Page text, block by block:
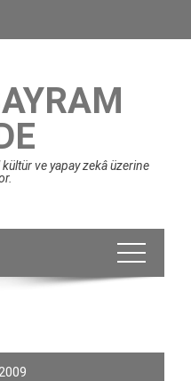
ve yapay zekâ üzerine
2009